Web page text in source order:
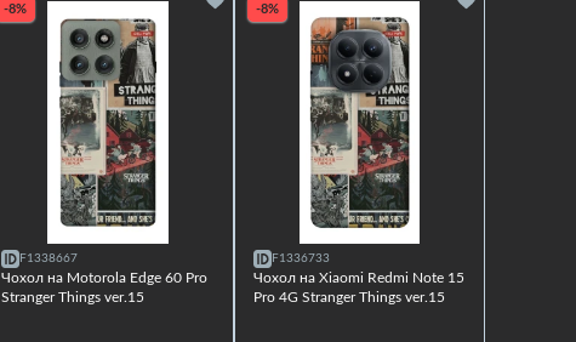
-8%
F1338667
Чохол на Motorola Edge 60 Pro
Stranger Things ver.15
-8%
F1336733
Чохол на Xiaomi Redmi Note 15
Pro 4G Stranger Things ver.15